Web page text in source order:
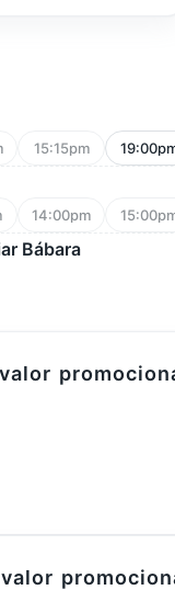
15:15pm
14:00pm
Bábara